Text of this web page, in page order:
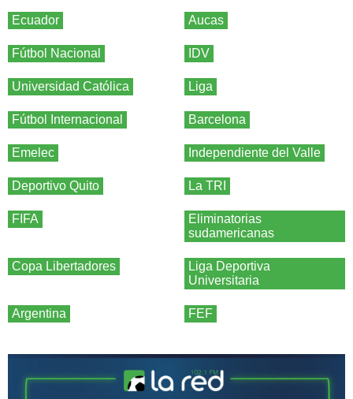
Ecuador Aucas
Fútbol Nacional IDV
Universidad Católica Liga
Fútbol Internacional Barcelona
Emelec Independiente del Valle
Deportivo Quito La TRI
FIFA
Eliminatorias
sudamericanas
Copa Libertadores
Liga Deportiva
Universitaria
Argentina FEF